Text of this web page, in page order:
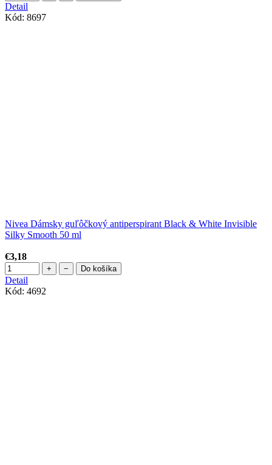
Detail
Kód: 8697
Nivea Dámsky guľôčkový antiperspirant Black & White Invisible
Silky Smooth 50 ml
€3,18
+ − Do košíka
Detail
Kód: 4692